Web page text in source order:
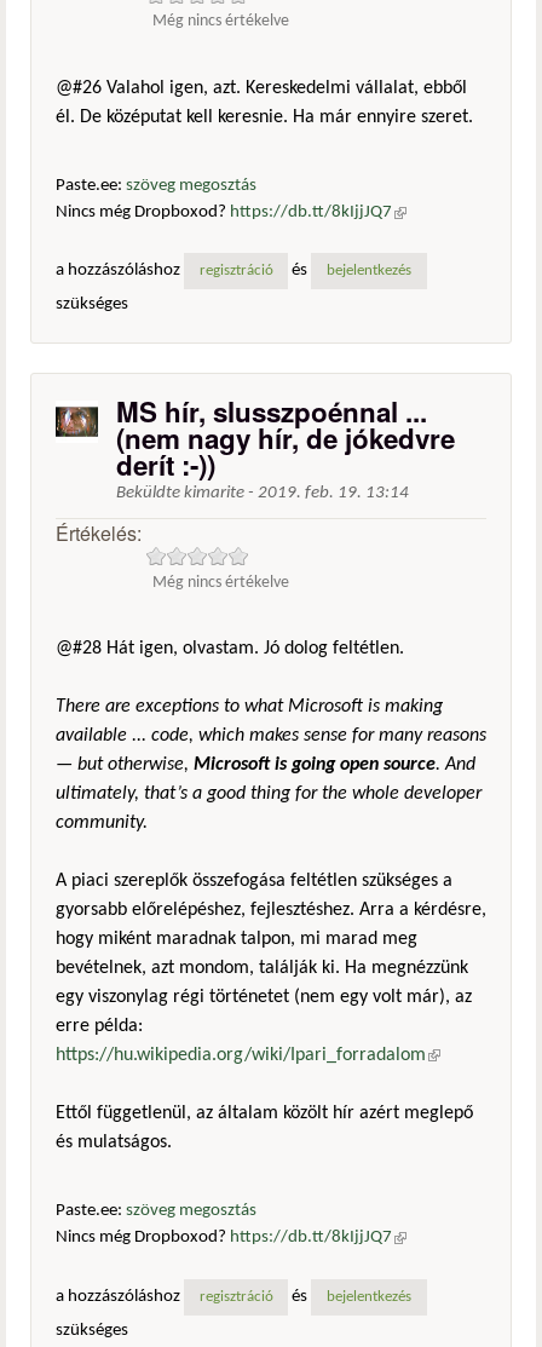
Még nincs értékelve
@#26 Valahol igen, azt. Kereskedelmi vállalat, ebből
él. De középutat kell keresnie. Ha már ennyire szeret.
Paste.ee: szöveg megosztás
Nincs még Dropboxod? https://db.tt/8kIjjJQ7 (külső
a hozzászóláshoz
regisztráció és bejelentkezés
szükséges
MS hír, slusszpoénnal ...
(nem nagy hír, de jókedvre
derít :-))
Beküldte kimarite - 2019. feb. 19. 13:14
Értékelés:
Még nincs értékelve
@#28 Hát igen, olvastam. Jó dolog feltétlen.
There are exceptions to what Microsoft is making
available ... code, which makes sense for many reasons
— but otherwise, Microsoft is going open source. And
ultimately, that’s a good thing for the whole developer
community.
A piaci szereplők összefogása feltétlen szükséges a
gyorsabb előrelépéshez, fejlesztéshez. Arra a kérdésre,
hogy miként maradnak talpon, mi marad meg
bevételnek, azt mondom, találják ki. Ha megnézzünk
egy viszonylag régi történetet (nem egy volt már), az
erre példa:
https://hu.wikipedia.org/wiki/Ipari_forradalom(külső
Ettől függetlenül, az általam közölt hír azért meglepő
és mulatságos.
Paste.ee: szöveg megosztás
Nincs még Dropboxod? https://db.tt/8kIjjJQ7 (külső
a hozzászóláshoz
regisztráció és bejelentkezés
szükséges